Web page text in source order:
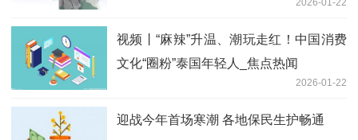
视频丨“麻辣”升温、潮玩走红！中国消费
文化“圈粉”泰国年轻人_焦点热闻
2026-01-22
迎战今年首场寒潮 各地保民生护畅通